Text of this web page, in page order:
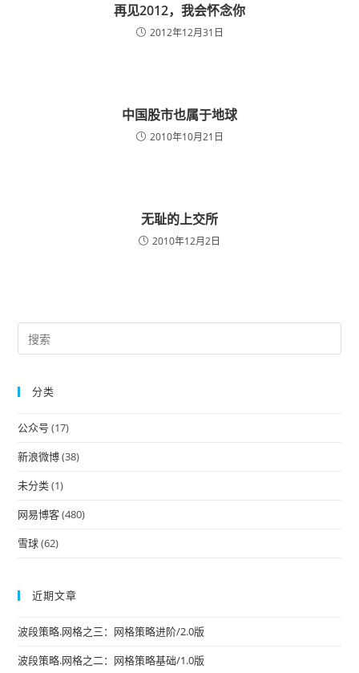
再见2012，我会怀念你
2012年12月31日
中国股市也属于地球
2010年10月21日
无耻的上交所
2010年12月2日
分类
公众号 (17)
新浪微博(38)
未分类(1)
网易博客(480)
雪球(62)
近期文章
波段策略.网格之三：网格策略进阶/2.0版
波段策略.网格之二：网格策略基础/1.0版